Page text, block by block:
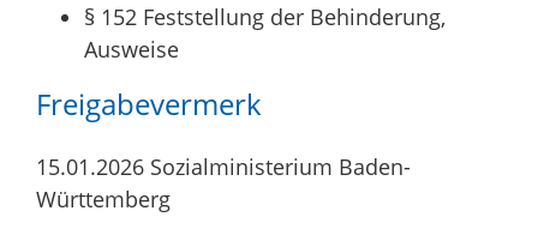
§ 152 Feststellung der Behinderung,
Ausweise
Freigabevermerk
15.01.2026 Sozialministerium Baden-
Württemberg